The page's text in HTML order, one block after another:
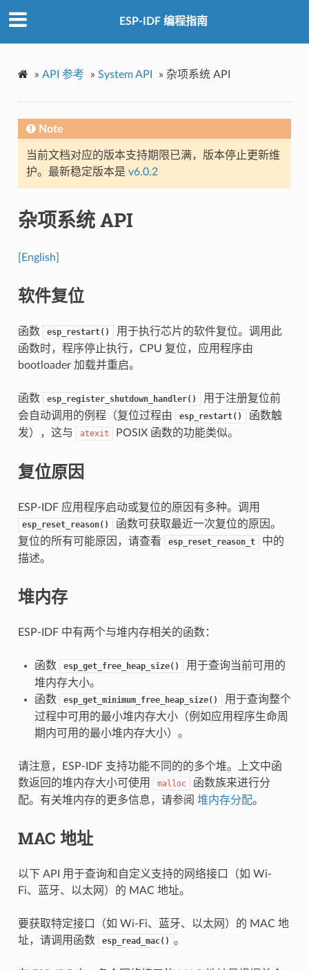
ESP-IDF 编程指南
» API 参考 » System API » 杂项系统 API
Note
当前文档对应的版本支持期限已满，版本停止更新维
护。最新稳定版本是 v6.0.2
杂项系统 API
[English]
软件复位
函数 esp_restart()
用于执行芯片的软件复位。调用此
函数时，程序停止执行，CPU 复位，应用程序由
bootloader 加载并重启。
函数 esp_register_shutdown_handler()
用于注册复位前
会自动调用的例程（复位过程由
esp_restart()
函数触
发），这与
atexit POSIX 函数的功能类似。
复位原因
ESP-IDF 应用程序启动或复位的原因有多种。调用
esp_reset_reason()
函数可获取最近一次复位的原因。
复位的所有可能原因，请查看
esp_reset_reason_t
中的
描述。
堆内存
ESP-IDF 中有两个与堆内存相关的函数：
函数 esp_get_free_heap_size()
用于查询当前可用的
堆内存大小。
函数
esp_get_minimum_free_heap_size()
用于查询整个
过程中可用的最小堆内存大小（例如应用程序生命周
期内可用的最小堆内存大小）。
请注意，ESP-IDF 支持功能不同的的多个堆。上文中函
数返回的堆内存大小可使用
malloc
函数族来进行分
配。有关堆内存的更多信息，请参阅 堆内存分配。
MAC 地址
以下 API 用于查询和自定义支持的网络接口（如 Wi-
Fi、蓝牙、以太网）的 MAC 地址。
要获取特定接口（如 Wi-Fi、蓝牙、以太网）的 MAC 地
址，请调用函数
esp_read_mac() 。